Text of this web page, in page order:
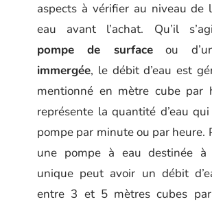
aspects à vérifier au niveau de
eau avant l’achat. Qu’il
pompe de surfaceou
immergée, le débit d’eau est
mentionné en mètre cube par
représente la quantité d’eau
pompe par minute ou par heure.
une pompe à eau destinée à
unique peut avoir un débit
entre 3 et 5 mètres cubes